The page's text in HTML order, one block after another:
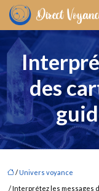
des
/ Univers voyance
/ Interprétez les messages